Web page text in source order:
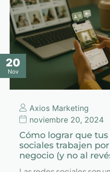
20
Nov
Axios Marketing
noviembre 20, 2024
Cómo lograr que tus
sociales trabajen
negocio (y no al